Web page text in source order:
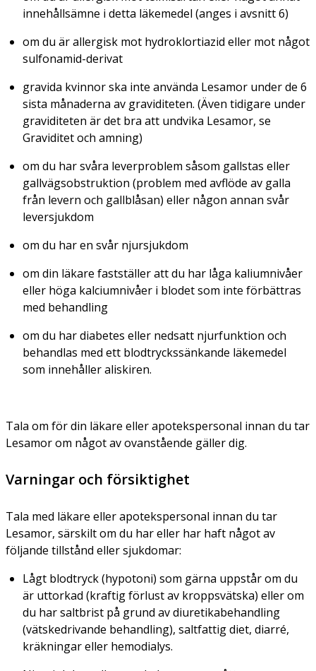
innehållsämne i detta läkemedel (anges i avsnitt 6)
om du är allergisk mot hydroklortiazid eller mot något
sulfonamid-derivat
gravida kvinnor ska inte använda Lesamor under de 6
sista månaderna av graviditeten. (Även tidigare under
graviditeten är det bra att undvika Lesamor, se
Graviditet och amning)
om du har svåra leverproblem såsom gallstas eller
gallvägsobstruktion (problem med avflöde av galla
från levern och gallblåsan) eller någon annan svår
leversjukdom
om du har en svår njursjukdom
om din läkare fastställer att du har låga kaliumnivåer
eller höga kalciumnivåer i blodet som inte förbättras
med behandling
om du har diabetes eller nedsatt njurfunktion och
behandlas med ett blodtryckssänkande läkemedel
som innehåller aliskiren.
Tala om för din läkare eller apotekspersonal innan du tar
Lesamor om något av ovanstående gäller dig.
Varningar och försiktighet
Tala med läkare eller apotekspersonal innan du tar
Lesamor, särskilt om du har eller har haft något av
följande tillstånd eller sjukdomar:
Lågt blodtryck (hypotoni) som gärna uppstår om du
är uttorkad (kraftig förlust av kroppsvätska) eller om
du har saltbrist på grund av diuretikabehandling
(vätskedrivande behandling), saltfattig diet, diarré,
kräkningar eller hemodialys.